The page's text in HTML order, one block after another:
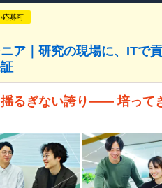
応募可
ア｜研究の現場に、ITで
るぎない誇り―― 培って